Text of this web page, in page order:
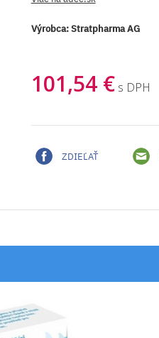
Výrobca:Stratpharma AG
101,54 € s DPH
ZDIEĽAŤ